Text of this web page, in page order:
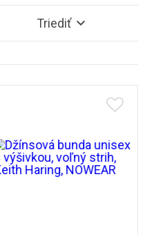
produkty z vášho košíka
Triediť